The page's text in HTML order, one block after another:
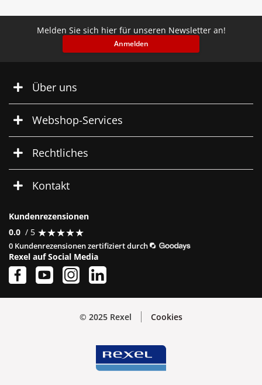
Melden Sie sich hier für unseren Newsletter an!
Anmelden
Über uns
Webshop-Services
Rechtliches
Kontakt
Kundenrezensionen
0.0 / 5 ★★★★★
★★★★★
0 Kundenrezensionen zertifiziert durch
Rexel auf Social Media
© 2025 Rexel Cookies